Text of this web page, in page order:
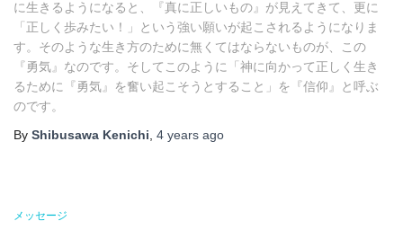
に生きるようになると、『真に正しいもの』が見えてきて、更に
「正しく歩みたい！」という強い願いが起こされるようになりま
す。そのような生き方のために無くてはならないものが、この
『勇気』なのです。そしてこのように「神に向かって正しく生き
るために『勇気』を奮い起こそうとすること」を『信仰』と呼ぶ
のです。
By Shibusawa Kenichi 4 years ago
メッセージ